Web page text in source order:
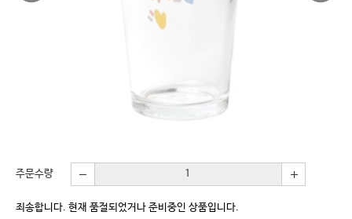
주문수량
죄송합니다. 현재 품절되었거나 준비중인 상품입니다.